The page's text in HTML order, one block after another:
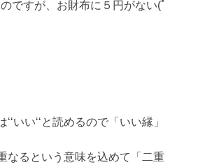
ですが、お財布に５円がない(ﾟ
いい‘‘と読めるので「いい縁」
なるという意味を込めて「二重